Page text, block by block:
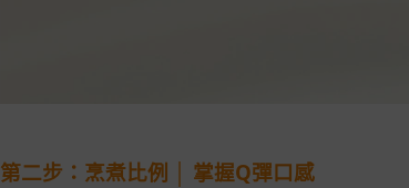
第二步：烹煮比例 │ 掌握Q彈口感